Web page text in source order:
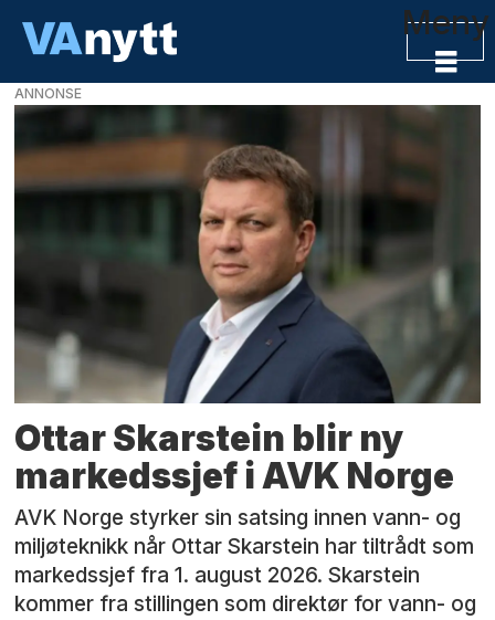
Meny
VAnytt
-
VA-
bransjens
nyhetskanal
ANNONSE
Ottar Skarstein blir ny
markedssjef i AVK Norge
AVK Norge styrker sin satsing innen vann- og
miljøteknikk når Ottar Skarstein har tiltrådt som
markedssjef fra 1. august 2026. Skarstein
kommer fra stillingen som direktør for vann- og